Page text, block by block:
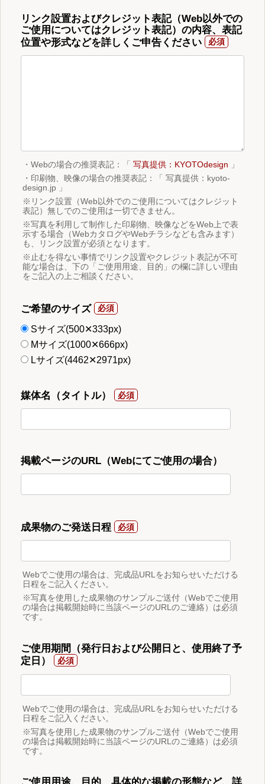
リンク設置およびクレジット表記（Web以外での
ご使用についてはクレジット表記）の内容、表記
位置や形式などを詳しくご申告ください
・Webの場合の推奨表記：「 写真提供：KYOTOdesign 」
・印刷物、映像の場合の推奨表記：「 写真提供：kyoto-
design.jp 」
※リンク設置（Web以外でのご使用についてはクレジット
表記）無しでのご使用は一切できません。
※写真を利用して制作した印刷物、映像などをWeb上で表
示する場合（WebカタログやWebチラシなども含みます）
も、リンク設置が必須となります。
※止むを得ない事情でリンク設置やクレジット表記が不可
能な場合は、下の「ご使用用途、目的」の欄に詳しい理由
をご記入の上ご相談ください。
ご希望のサイズ
Sサイズ(500✕333px)
Mサイズ(1000✕666px)
Lサイズ(4462✕2971px)
媒体名（タイトル）
掲載ページのURL（Webにてご使用の場合）
成果物のご発送日程
Webでご使用の場合は、完成品URLをお知らせいただける
日程をご記入ください。
※写真を使用した成果物のサンプルご送付（Webでご使用
の場合は掲載開始時に当該ページのURLのご連絡）は必須
です。
ご使用期間（発行日および公開日と、使用終了予
定日）
Webでご使用の場合は、完成品URLをお知らせいただける
日程をご記入ください。
※写真を使用した成果物のサンプルご送付（Webでご使用
の場合は掲載開始時に当該ページのURLのご連絡）は必須
です。